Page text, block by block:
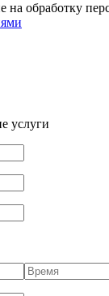
на обработку
услуги